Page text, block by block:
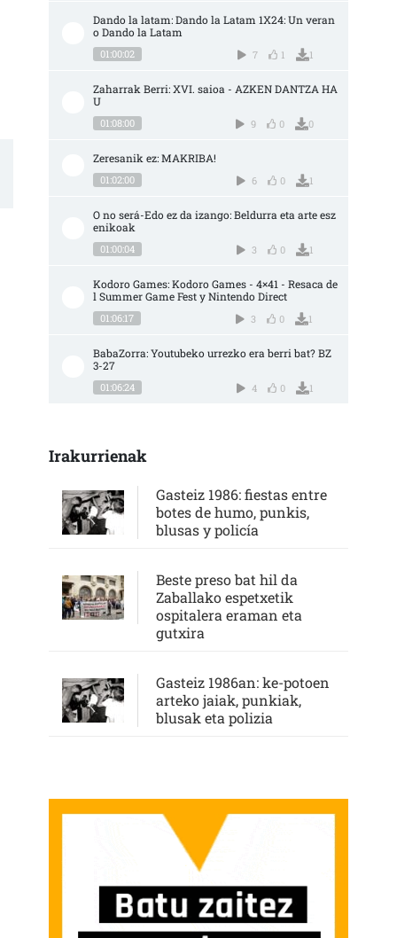
Dando la latam: Dando la Latam 1X24: Un veran
o Dando la Latam
01:00:02 7 1 1
Zaharrak Berri: XVI. saioa - AZKEN DANTZA HA
U
01:08:00 9 0 0
Zeresanik ez: MAKRIBA!
01:02:00 6 0 1
O no será-Edo ez da izango: Beldurra eta arte esz
enikoak
01:00:04 3 0 1
Kodoro Games: Kodoro Games - 4×41 - Resaca de
l Summer Game Fest y Nintendo Direct
01:06:17 3 0 1
BabaZorra: Youtubeko urrezko era berri bat? BZ
3-27
01:06:24 4 0 1
Irakurrienak
Gasteiz 1986: fiestas entre
botes de humo, punkis,
blusas y policía
Beste preso bat hil da
Zaballako espetxetik
ospitalera eraman eta
gutxira
Gasteiz 1986an: ke-potoen
arteko jaiak, punkiak,
blusak eta polizia